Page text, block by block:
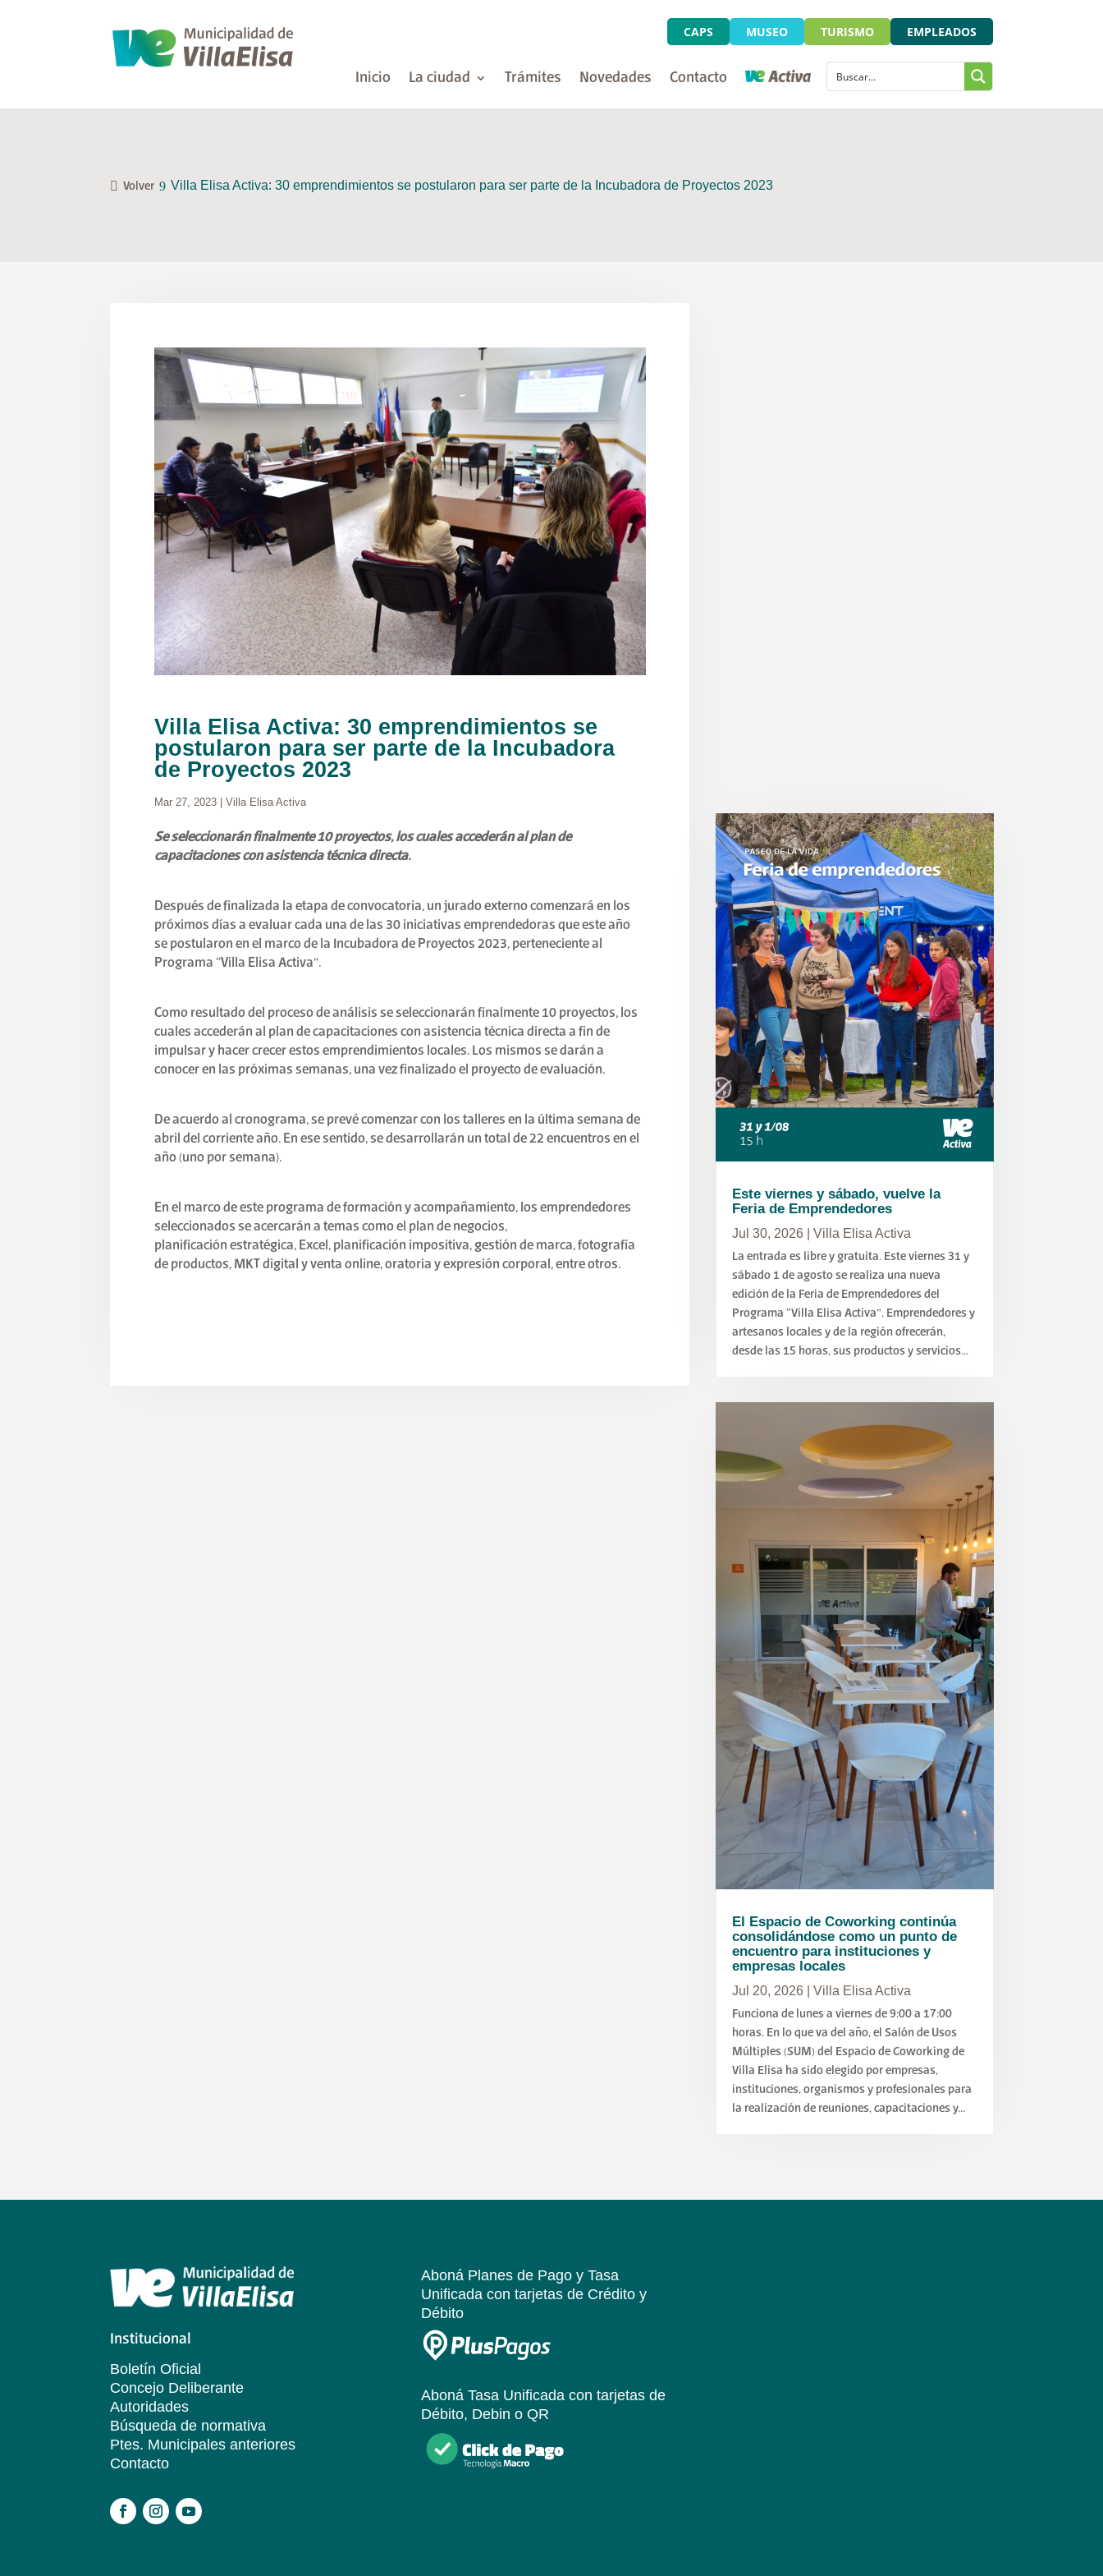
CAPS MUSEO TURISMO EMPLEADOS
Inicio La ciudad Trámites Novedades Contacto
Volver Villa Elisa Activa: 30 emprendimientos se postularon para ser parte de la Incubadora de Proyectos 2023
Villa Elisa Activa: 30 emprendimientos se
postularon para ser parte de la Incubadora
de Proyectos 2023
Mar 27, 2023 |Villa Elisa Activa
Se seleccionarán finalmente 10 proyectos, los cuales accederán al plan de
capacitaciones con asistencia técnica directa.
Después de finalizada la etapa de convocatoria, un jurado externo comenzará en los
próximos días a evaluar cada una de las 30 iniciativas emprendedoras que este año
se postularon en el marco de la Incubadora de Proyectos 2023, perteneciente al
Programa “Villa Elisa Activa”.
Como resultado del proceso de análisis se seleccionarán finalmente 10 proyectos, los
cuales accederán al plan de capacitaciones con asistencia técnica directa a fin de
impulsar y hacer crecer estos emprendimientos locales. Los mismos se darán a
conocer en las próximas semanas, una vez finalizado el proyecto de evaluación.
De acuerdo al cronograma, se prevé comenzar con los talleres en la última semana de
abril del corriente año. En ese sentido, se desarrollarán un total de 22 encuentros en el
año (uno por semana).
En el marco de este programa de formación y acompañamiento, los emprendedores
seleccionados se acercarán a temas como el plan de negocios,
planificación estratégica, Excel, planificación impositiva, gestión de marca, fotografía
de productos, MKT digital y venta online, oratoria y expresión corporal, entre otros.
Este viernes y sábado, vuelve la
Feria de Emprendedores
Jul 30, 2026| Villa Elisa Activa
La entrada es libre y gratuita. Este viernes 31 y
sábado 1 de agosto se realiza una nueva
edición de la Feria de Emprendedores del
Programa “Villa Elisa Activa”. Emprendedores y
artesanos locales y de la región ofrecerán,
desde las 15 horas, sus productos y servicios...
El Espacio de Coworking continúa
consolidándose como un punto de
encuentro para instituciones y
empresas locales
Jul 20, 2026| Villa Elisa Activa
Funciona de lunes a viernes de 9:00 a 17:00
horas. En lo que va del año, el Salón de Usos
Múltiples (SUM) del Espacio de Coworking de
Villa Elisa ha sido elegido por empresas,
instituciones, organismos y profesionales para
la realización de reuniones, capacitaciones y...
Institucional
Boletín Oficial
Concejo Deliberante
Autoridades
Búsqueda de normativa
Ptes. Municipales anteriores
Contacto
Aboná Planes de Pago y Tasa
Unificadacon tarjetas de Crédito y
Débito
Aboná Tasa Unificadacon tarjetas de
Débito, Debin o QR